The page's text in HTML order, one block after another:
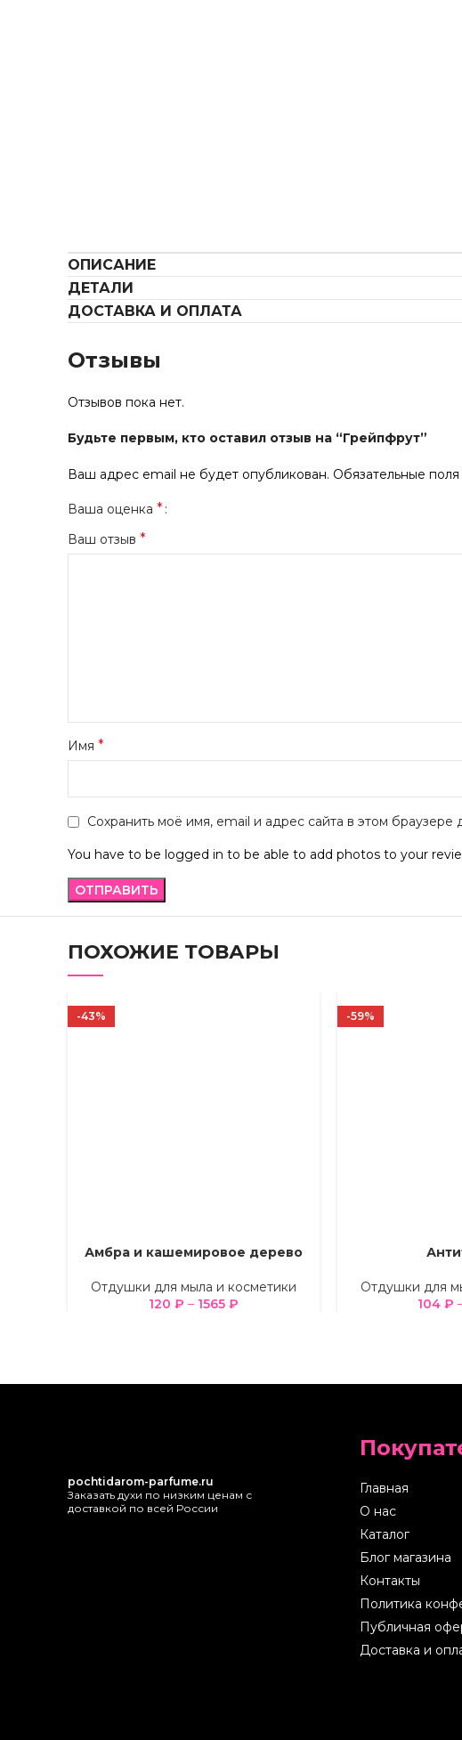
ОПИСАНИЕ
ДЕТАЛИ
ДОСТАВКА И ОПЛАТА
Отзывы
Отзывов пока нет.
Будьте первым, кто оставил отзыв на “Грейпфрут”
Ваш адрес email не будет опубликован. Обязательные
Ваша оценка *
Ваш отзыв *
Имя *
Сохранить моё имя, email и адрес сайта в этом
You have to be logged in to be able to add photos to your
ПОХОЖИЕ ТОВАРЫ
-43%
ВЫБЕРИТЕ ПАРАМЕТРЫ
Амбра и кашемировое дерево
Отдушки для мыла и косметики
120 ₽ – 1565 ₽
-59%
ВЫБЕРИТЕ
Отдушки для
104 ₽
pochtidarom-parfume.ru
Заказать духи по низким ценам с
доставкой по всей России
Главная
О нас
Каталог
Блог магазина
Контакты
Политика
Публичная
Доставка и